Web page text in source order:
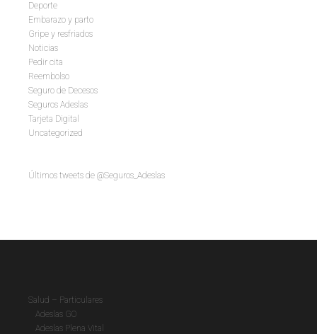
Deporte
Embarazo y parto
Gripe y resfriados
Noticias
Pedir cita
Reembolso
Seguro de Decesos
Seguros Adeslas
Tarjeta Digital
Uncategorized
Últimos tweets de @Seguros_Adeslas
Salud – Particulares
Adeslas GO
Adeslas Plena Vital